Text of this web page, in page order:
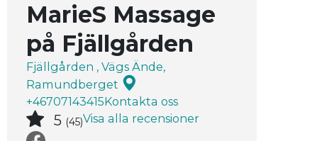
MarieS Massage
på Fjällgården
Fjällgården , Vägs Ände,
Ramundberget
+46707143415Kontakta oss
5 (45)Visa alla recensioner